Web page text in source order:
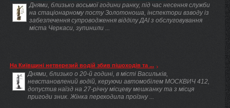
Днями, близько восьмої години ранку, під час несення служби
на стаціонарному посту Золотоноша, інспектори взводу із
забезпечення супроводження відділу ДАІ з обслуговування
міста Черкаси, зупинили ...
На Київщині нетверезий водій збив пішоходів та ...
Днями, близько о 20-й годині, в місті Васильків,
невстановлений водій, керуючи автомобілем МОСКВИЧ 412,
допустив наїзд на 27-річну місцеву мешканку та з місця
пригоди зник. Жінка переходила проїзну ...